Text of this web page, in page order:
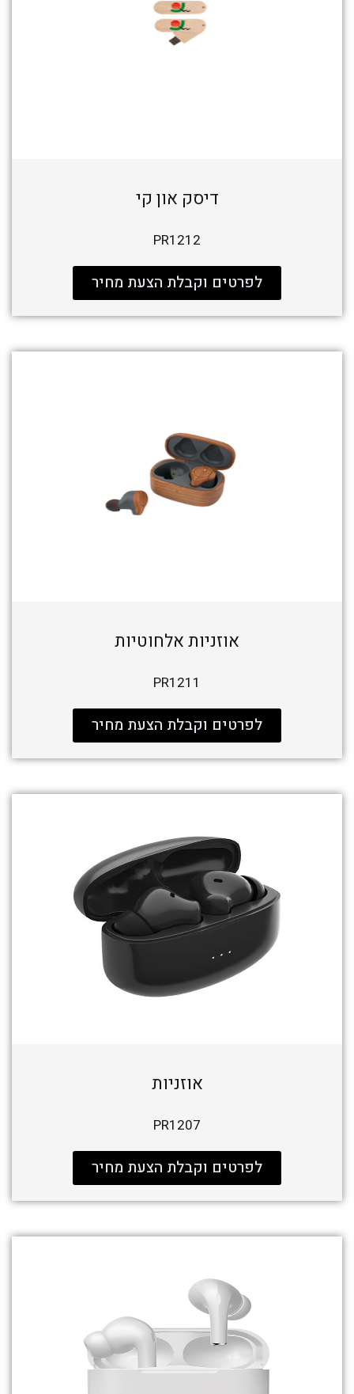
דיסק און קי
PR1212
לפרטים וקבלת הצעת מחיר
אוזניות אלחוטיות
PR1211
לפרטים וקבלת הצעת מחיר
אוזניות
PR1207
לפרטים וקבלת הצעת מחיר